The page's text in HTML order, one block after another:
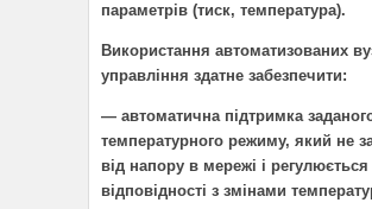
параметрів (тиск, температура).
Використання автоматизованих
управління здатне забезпечити:
— автоматична підтримка
температурного режиму, який не
від напору в мережі і регулюється
відповідності з змінами